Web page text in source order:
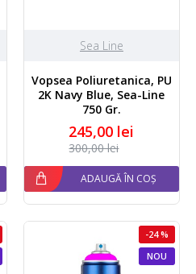
Sea Line
Vopsea Poliuretanica, PU
2K Navy Blue, Sea-Line
750 Gr.
245,00 lei
300,00 lei
ADAUGĂ ÎN COȘ
NOU
-24 %